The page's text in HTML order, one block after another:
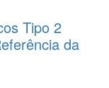
Tipo 2
da